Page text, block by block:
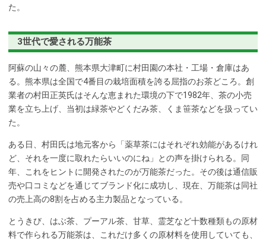
た。
3世代で愛される万能茶
阿蘇の山々の麓、熊本県大津町に村田園の本社・工場・倉庫はあ
る。熊本県は全国で4番目の栽培面積を誇る屈指のお茶どころ。創
業者の村田正英氏はそんな恵まれた環境の下で1982年、茶の小売
業を立ち上げ、当初は緑茶やどくだみ茶、くま笹茶などを扱ってい
た。
ある日、村田氏は地元客から「薬草茶にはそれぞれ効能があるけれ
ど、それを一度に取れたらいいのにね」との声を掛けられる。同
年、これをヒントに開発されたのが万能茶だった。その後は通信販
売や口コミなどを通じてブランド化に成功し、現在、万能茶は同社
の売上高の8割を占める主力製品となっている。
とうきび、はぶ茶、プーアル茶、甘草、霊芝など十数種類もの原材
料で作られる万能茶は、これだけ多くの原材料を使用していても、